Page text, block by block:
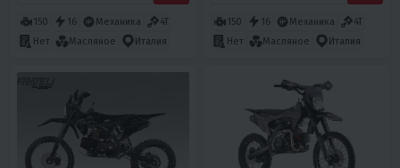
150 16 Механика
4T
Нет
Масляное Италия
150 16 Механика
4T
Нет
Масляное Италия